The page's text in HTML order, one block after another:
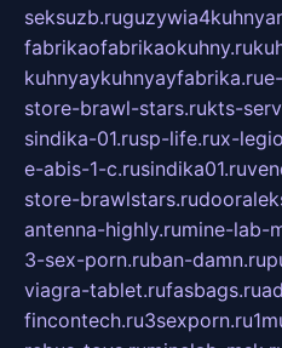
seksuzb.ru
fabrikaofabrikaokuhny.ru
kuhnyaykuhnyayfabrika.ru
store-brawl-stars.rukts-
sindika-01.rusp-life.rux-
e-abis-1-c.rusindika01.ru
store-brawlstars.ru
antenna-highly.rumine-lab-
3-sex-porn.ruban-damn.ru
viagra-tablet.rufasbags.ru
fincontech.ru3sexporn.ru